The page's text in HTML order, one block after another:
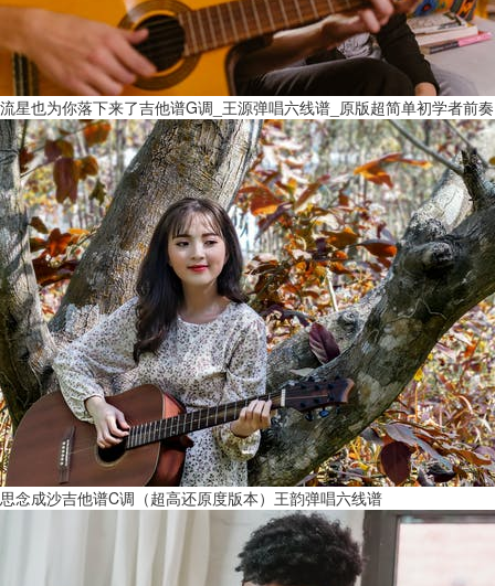
流星也为你落下来了吉他谱G调_王源弹唱六线谱_原版超简单初学者前奏
思念成沙吉他谱C调（超高还原度版本）王韵弹唱六线谱